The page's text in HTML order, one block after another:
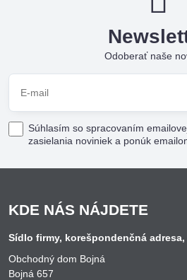
Odoberať naše
Súhlasím so spracovaním
zasielania noviniek a ponúk
KDE NÁS NÁJDETE
Sídlo firmy, korešpondenčná
Obchodný dom Bojná
Bojná 657